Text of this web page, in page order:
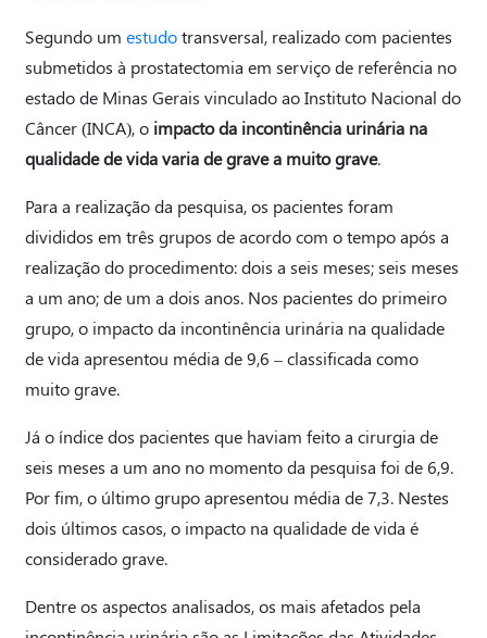
Segundo um estudotransversal, realizado com pacientes
submetidos à prostatectomia em serviço de referência no
estado de Minas Gerais vinculado ao Instituto Nacional do
Câncer (INCA), o impacto da incontinência urinária na
qualidade de vida varia de grave a muito grave.
Para a realização da pesquisa, os pacientes foram
divididos em três grupos de acordo com o tempo após a
realização do procedimento: dois a seis meses; seis meses
a um ano; de um a dois anos. Nos pacientes do primeiro
grupo, o impacto da incontinência urinária na qualidade
de vida apresentou média de 9,6 – classificada como
muito grave.
Já o índice dos pacientes que haviam feito a cirurgia de
seis meses a um ano no momento da pesquisa foi de 6,9.
Por fim, o último grupo apresentou média de 7,3. Nestes
dois últimos casos, o impacto na qualidade de vida é
considerado grave.
Dentre os aspectos analisados, os mais afetados pela